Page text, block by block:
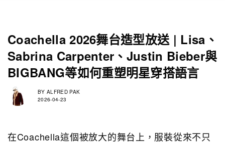
Coachella 2026舞台造型放送 | Lisa、
Sabrina Carpenter、Justin Bieber與
BIGBANG等如何重塑明星穿搭語言
BY ALFRED PAK
2026-04-23
在Coachella這個被放大的舞台上，服裝從來不只